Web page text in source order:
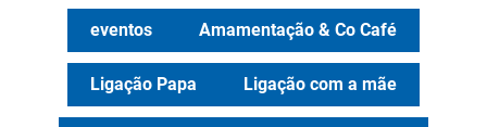
eventos Amamentação & Co Café
Ligação Papa Ligação com a mãe